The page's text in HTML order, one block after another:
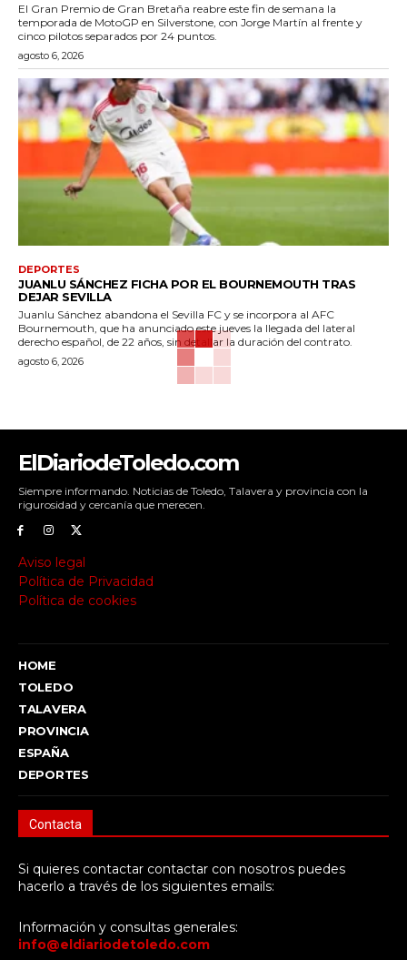
El Gran Premio de Gran Bretaña reabre este fin de semana la
temporada de MotoGP en Silverstone, con Jorge Martín al frente y
cinco pilotos separados por 24 puntos.
agosto 6, 2026
DEPORTES
JUANLU SÁNCHEZ FICHA POR EL BOURNEMOUTH TRAS
DEJAR SEVILLA
Juanlu Sánchez abandona el Sevilla FC y se incorpora al AFC
Bournemouth, que ha anunciado este jueves la llegada del lateral
derecho español, de 22 años, sin detallar la duración del contrato.
agosto 6, 2026
ElDiariodeToledo.com
Siempre informando. Noticias de Toledo, Talavera y provincia con la
rigurosidad y cercanía que merecen.
Aviso legal
Política de Privacidad
Política de cookies
HOME
TOLEDO
TALAVERA
PROVINCIA
ESPAÑA
DEPORTES
Contacta
Si quieres contactar contactar con nosotros puedes
hacerlo a través de los siguientes emails:
Información y consultas generales:
info@eldiariodetoledo.com